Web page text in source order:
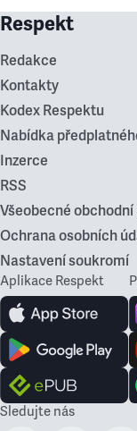
Respekt
Redakce
Kontakty
Kodex Respektu
Nabídka
Inzerce
RSS
Všeobecné
Ochrana osobních
Nastavení soukromí
Aplikace Respekt
Sledujte nás